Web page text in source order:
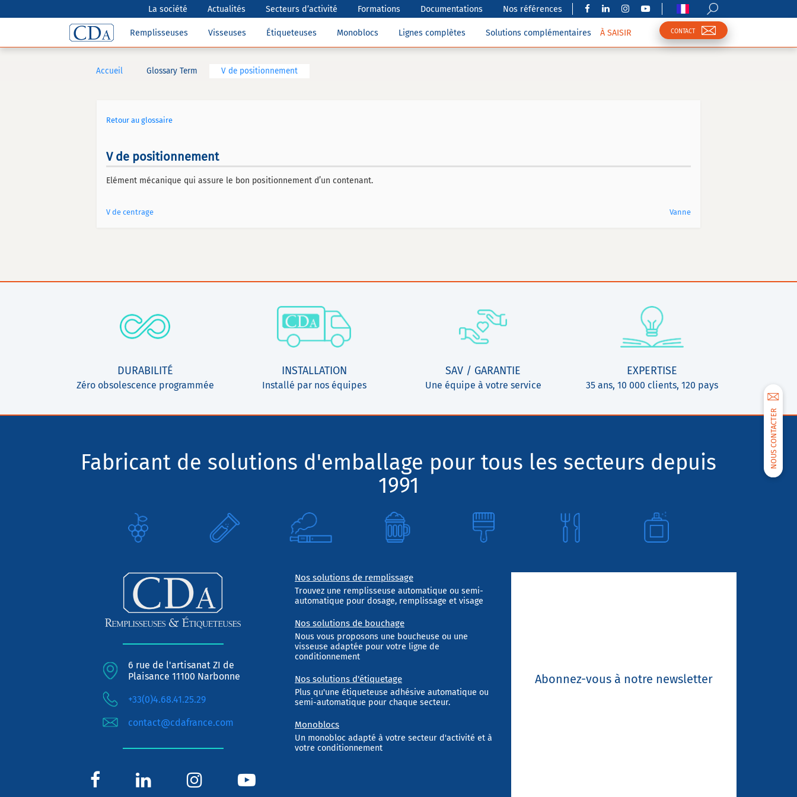
La société Actualités Secteurs d’activité Formations Documentations Nos références
Remplisseuses Visseuses Étiqueteuses Monoblocs Lignes complètes Solutions complémentaires À SAISIR CONTACT
NOUS CONTACTER
Accueil Glossary Term V de positionnement
Retour au glossaire
V de positionnement
Elément mécanique qui assure le bon positionnement d’un contenant.
V de centrage Vanne
DURABILITÉ
Zéro obsolescence programmée
INSTALLATION
Installé par nos équipes
SAV / GARANTIE
Une équipe à votre service
EXPERTISE
35 ans, 10 000 clients, 120 pays
Fabricant de solutions d'emballage pour tous les secteurs depuis
1991
6 rue de l'artisanat ZI de
Plaisance 11100 Narbonne
+33(0)4.68.41.25.29
contact@cdafrance.com
Nos solutions de remplissage
Trouvez une remplisseuse automatique ou semi-
automatique pour dosage, remplissage et visage
Nos solutions de bouchage
Nous vous proposons une boucheuse ou une
visseuse adaptée pour votre ligne de
conditionnement
Nos solutions d'étiquetage
Plus qu'une étiqueteuse adhésive automatique ou
semi-automatique pour chaque secteur.
Monoblocs
Un monobloc adapté à votre secteur d'activité et à
votre conditionnement
Abonnez-vous à notre newsletter